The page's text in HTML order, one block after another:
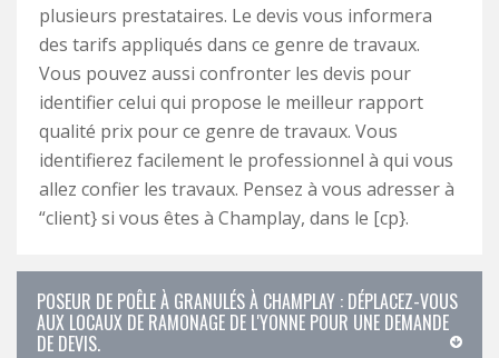
plusieurs prestataires. Le devis vous informera
des tarifs appliqués dans ce genre de travaux.
Vous pouvez aussi confronter les devis pour
identifier celui qui propose le meilleur rapport
qualité prix pour ce genre de travaux. Vous
identifierez facilement le professionnel à qui vous
allez confier les travaux. Pensez à vous adresser à
“client} si vous êtes à Champlay, dans le [cp}.
POSEUR DE POÊLE À GRANULÉS À CHAMPLAY : DÉPLACEZ-VOUS
AUX LOCAUX DE RAMONAGE DE L'YONNE POUR UNE DEMANDE
DE DEVIS.